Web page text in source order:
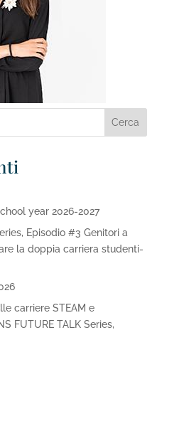
year 2026-2027
Episodio #3 Genitori a
la doppia carriera studenti-
carriere STEAM e
FUTURE TALK Series,